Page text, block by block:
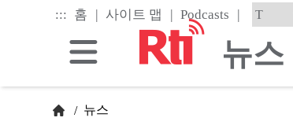
::: 홈 | 사이트 맵 | Podcasts |
뉴스
/ 뉴스